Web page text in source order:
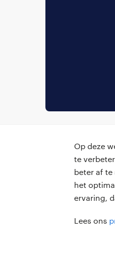
Op deze
te
beter af te
het
ervaring,
Lees ons
professionals
vacatures
zzp-opdrachten